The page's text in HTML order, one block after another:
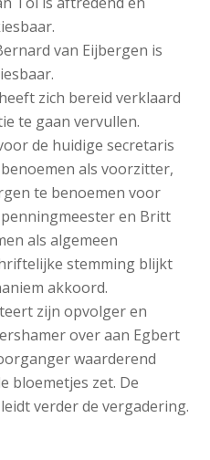
van Eijbergen is
zich bereid verklaard
te gaan vervullen.
de huidige secretaris
als voorzitter,
te benoemen voor
en Britt
als algemeen
stemming blijkt
akkoord.
zijn opvolger en
over aan Egbert
waarderend
bloemetjes zet. De
verder de vergadering.